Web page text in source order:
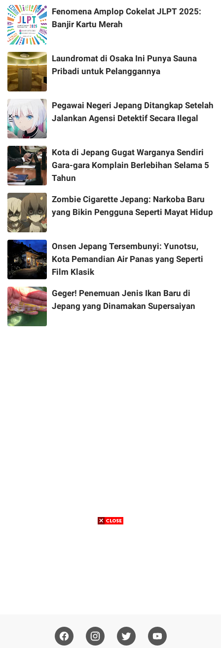
Fenomena Amplop Cokelat JLPT 2025:
Banjir Kartu Merah
Laundromat di Osaka Ini Punya Sauna
Pribadi untuk Pelanggannya
Pegawai Negeri Jepang Ditangkap Setelah
Jalankan Agensi Detektif Secara Ilegal
Kota di Jepang Gugat Warganya Sendiri
Gara-gara Komplain Berlebihan Selama 5
Tahun
Zombie Cigarette Jepang: Narkoba Baru
yang Bikin Pengguna Seperti Mayat Hidup
Onsen Jepang Tersembunyi: Yunotsu,
Kota Pemandian Air Panas yang Seperti
Film Klasik
Geger! Penemuan Jenis Ikan Baru di
Jepang yang Dinamakan Supersaiyan